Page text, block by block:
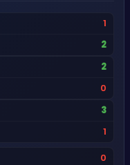
1
2
2
0
3
1
0